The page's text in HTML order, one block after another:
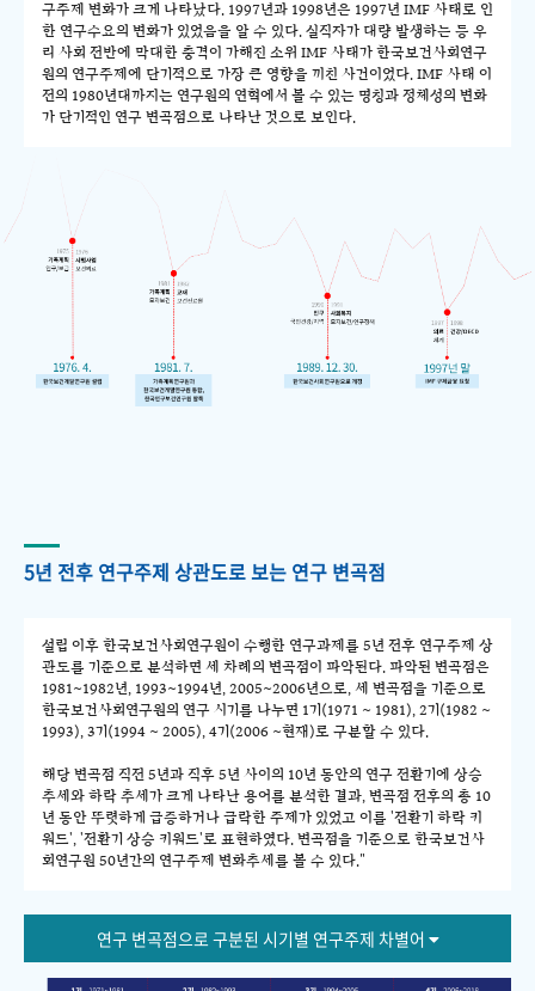
구주제 변화가 크게 나타났다. 1997년과 1998년은 1997년 IMF 사태로 인
한 연구수요의 변화가 있었음을 알 수 있다. 실직자가 대량 발생하는 등 우
리 사회 전반에 막대한 충격이 가해진 소위 IMF 사태가 한국보건사회연구
원의 연구주제에 단기적으로 가장 큰 영향을 끼친 사건이었다. IMF 사태 이
전의 1980년대까지는 연구원의 연혁에서 볼 수 있는 명칭과 정체성의 변화
가 단기적인 연구 변곡점으로 나타난 것으로 보인다.
5년 전후 연구주제 상관도로 보는 연구 변곡점
설립 이후 한국보건사회연구원이 수행한 연구과제를 5년 전후 연구주제 상
관도를 기준으로 분석하면 세 차례의 변곡점이 파악된다. 파악된 변곡점은
1981~1982년, 1993~1994년, 2005~2006년으로, 세 변곡점을 기준으로
한국보건사회연구원의 연구 시기를 나누면 1기(1971 ~ 1981), 2기(1982 ~
1993), 3기(1994 ~ 2005), 4기(2006 ~현재)로 구분할 수 있다.
해당 변곡점 직전 5년과 직후 5년 사이의 10년 동안의 연구 전환기에 상승
추세와 하락 추세가 크게 나타난 용어를 분석한 결과, 변곡점 전후의 총 10
년 동안 뚜렷하게 급증하거나 급락한 주제가 있었고 이를 '전환기 하락 키
워드', '전환기 상승 키워드'로 표현하였다. 변곡점을 기준으로 한국보건사
회연구원 50년간의 연구주제 변화추세를 볼 수 있다."
연구 변곡점으로 구분된 시기별 연구주제 차별어